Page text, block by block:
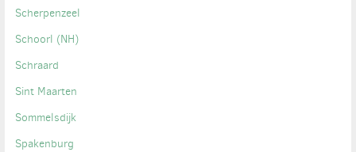
Scherpenzeel
Schoorl (NH)
Schraard
Sint Maarten
Sommelsdijk
Spakenburg